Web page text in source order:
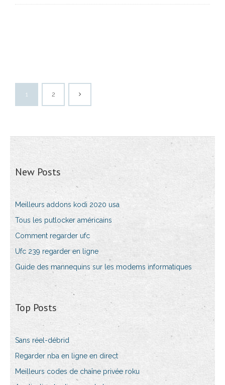
1 2
New Posts
Meilleurs addons kodi 2020 usa
Tous les putlocker américains
Comment regarder ufc
Ufc 239 regarder en ligne
Guide des mannequins sur les modems informatiques
Top Posts
Sans réel-débrid
Regarder nba en ligne en direct
Meilleurs codes de chaîne privée roku